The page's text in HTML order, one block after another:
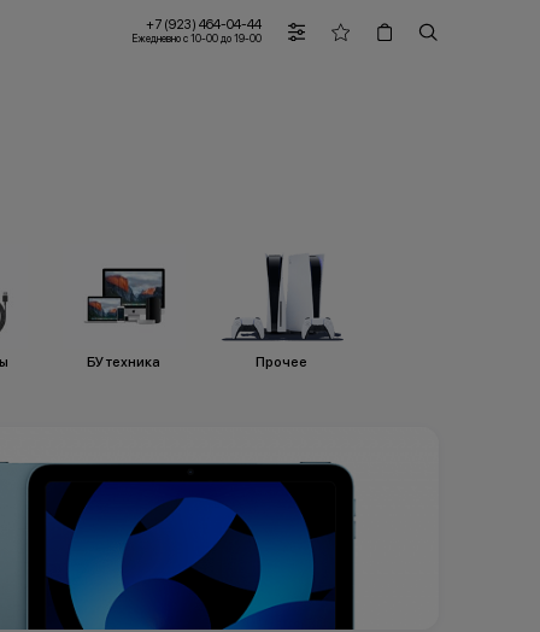
+7 (923) 464-04-44
Ежедневно с 10-00 до 19-00
БУ техника Прочее